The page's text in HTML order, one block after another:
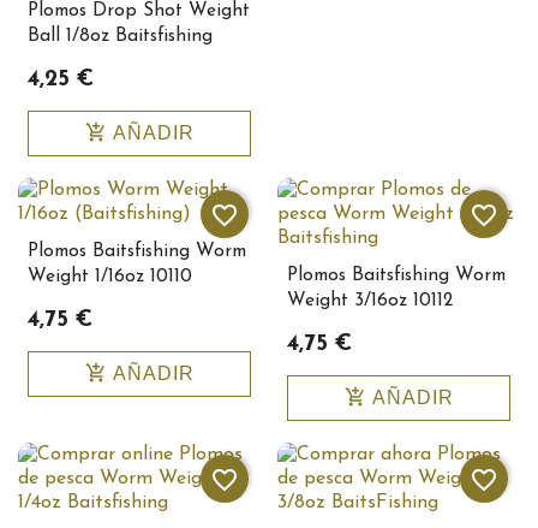
Plomos Drop Shot Weight
Ball 1/8oz Baitsfishing
4,25 €
add_shopping_cart AÑADIR
Plomos Baitsfishing Worm
Weight 1/16oz 10110
4,75 €
add_shopping_cart AÑADIR
favorite_border
Plomos Baitsfishing Worm
Weight 3/16oz 10112
4,75 €
add_shopping_cart AÑADIR
favorite_border
favorite_border favorite_border